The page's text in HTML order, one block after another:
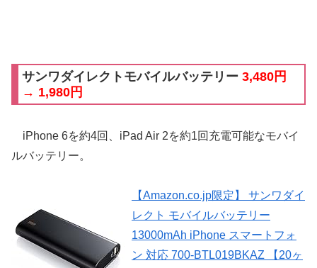
サンワダイレクトモバイルバッテリー 3,480円
→ 1,980円
iPhone 6を約4回、iPad Air 2を約1回充電可能なモバイ
ルバッテリー。
【Amazon.co.jp限定】 サンワダイ
レクト モバイルバッテリー
13000mAh iPhone スマートフォ
ン 対応 700-BTL019BKAZ 【20ヶ